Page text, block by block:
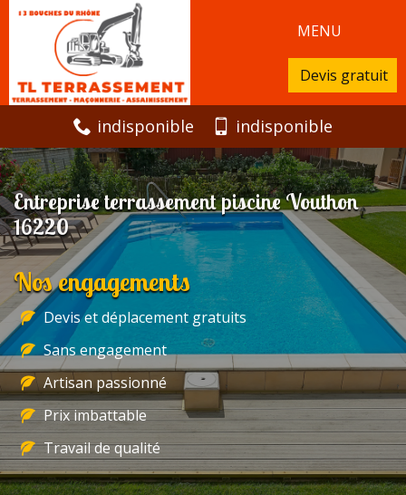
MENU
Devis gratuit
indisponible indisponible
Entreprise terrassement piscine Vouthon
16220
Nos engagements
Devis et déplacement gratuits
Sans engagement
Artisan passionné
Prix imbattable
Travail de qualité